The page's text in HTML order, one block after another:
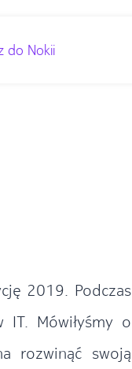
do Nokii
2019. Podczas
IT. Mówiłyśmy o
rozwinąć swoją